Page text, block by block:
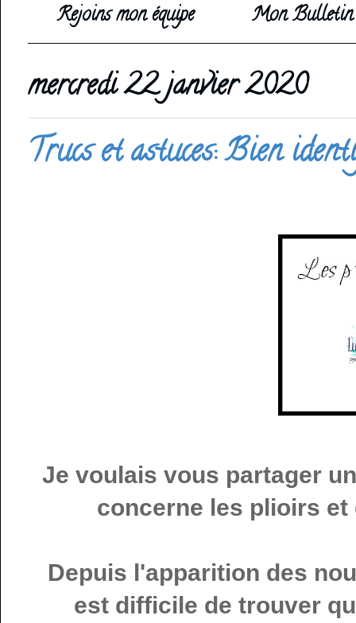
Rejoins mon équipe
Mon
mercredi 22 janvier 2020
Trucs et astuces: Bien
Je voulais vous partager
concerne les plioirs
Depuis l'apparition des
est difficile de trouver